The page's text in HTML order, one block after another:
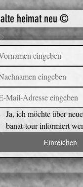
alte heimat neu ©
Ja, ich möchte über
banat-tour informiert
Einreichen